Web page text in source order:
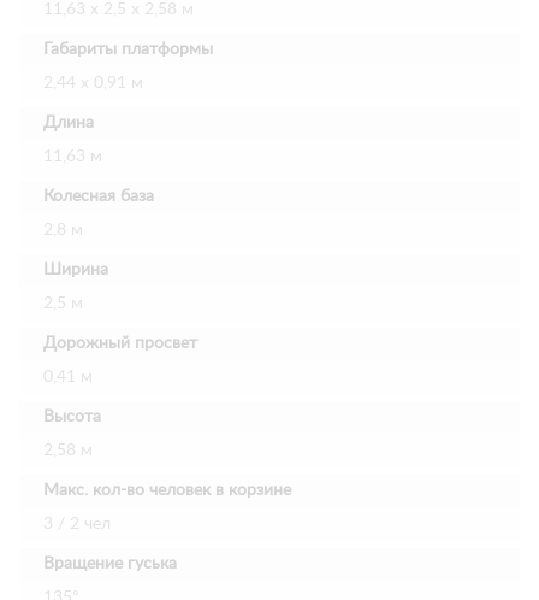
11,63 х 2,5 х 2,58 м
Габариты платформы
2,44 х 0,91 м
Длина
11,63 м
Колесная база
2,8 м
Ширина
2,5 м
Дорожный просвет
0,41 м
Высота
2,58 м
Макс. кол-во человек в корзине
3 / 2 чел
Вращение гуська